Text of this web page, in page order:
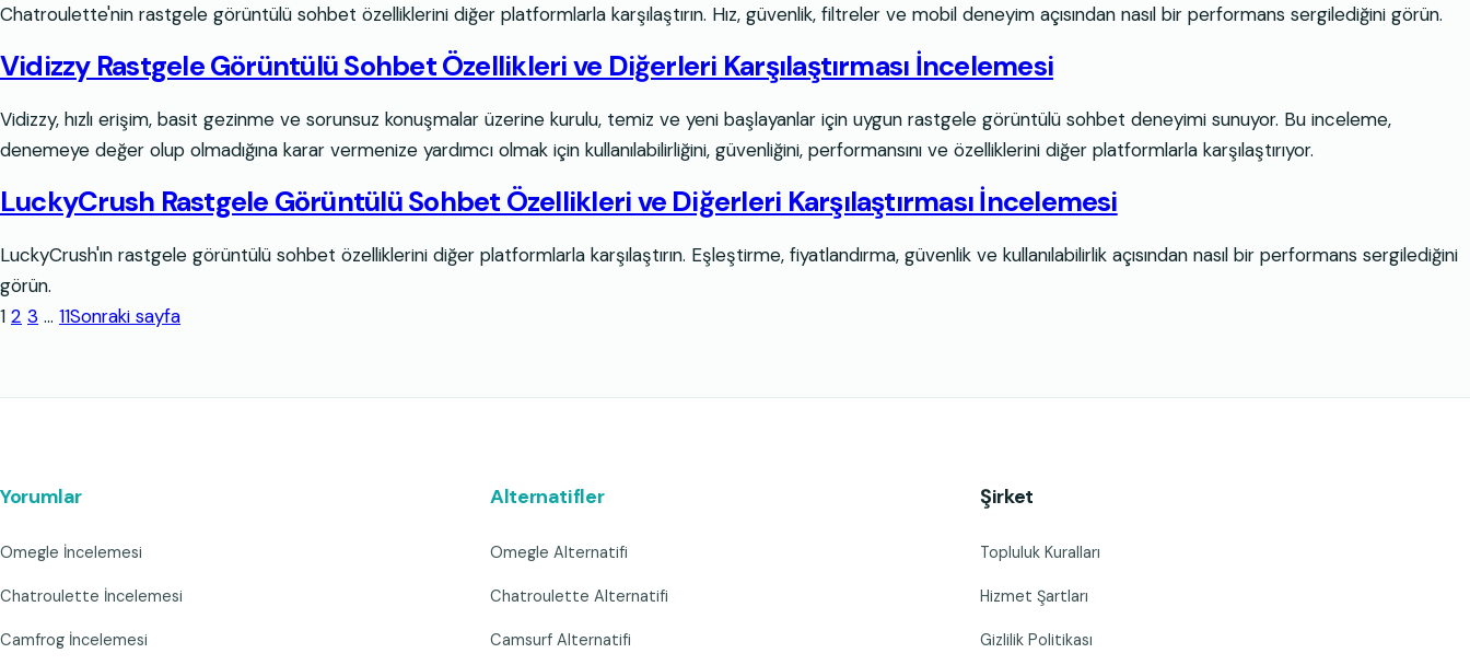
Chatroulette'nin rastgele görüntülü sohbet özelliklerini diğer platformlarla karşılaştırın. Hız, güvenlik, filtreler ve mobil deneyim açısından nasıl bir performans sergilediğini görün.
Vidizzy Rastgele Görüntülü Sohbet Özellikleri ve Diğerleri Karşılaştırması İncelemesi
Vidizzy, hızlı erişim, basit gezinme ve sorunsuz konuşmalar üzerine kurulu, temiz ve yeni başlayanlar için uygun rastgele görüntülü sohbet deneyimi sunuyor. Bu inceleme,
denemeye değer olup olmadığına karar vermenize yardımcı olmak için kullanılabilirliğini, güvenliğini, performansını ve özelliklerini diğer platformlarla karşılaştırıyor.
LuckyCrush Rastgele Görüntülü Sohbet Özellikleri ve Diğerleri Karşılaştırması İncelemesi
LuckyCrush'ın rastgele görüntülü sohbet özelliklerini diğer platformlarla karşılaştırın. Eşleştirme, fiyatlandırma, güvenlik ve kullanılabilirlik açısından nasıl bir performans sergilediğini
görün.
1 2 3 … 11Sonraki sayfa
Yorumlar
Omegle İncelemesi
Chatroulette İncelemesi
Camfrog İncelemesi
Alternatifler
Omegle Alternatifi
Chatroulette Alternatifi
Camsurf Alternatifi
Şirket
Topluluk Kuralları
Hizmet Şartları
Gizlilik Politikası